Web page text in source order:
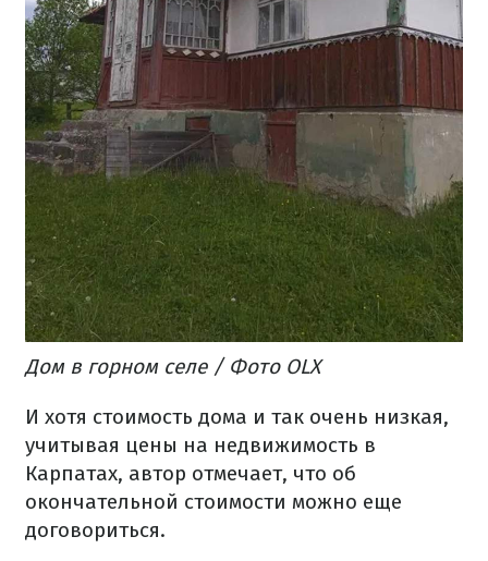
Дом в горном селе / Фото OLX
И хотя стоимость дома и так очень низкая,
учитывая цены на недвижимость в
Карпатах, автор отмечает, что об
окончательной стоимости можно еще
договориться.